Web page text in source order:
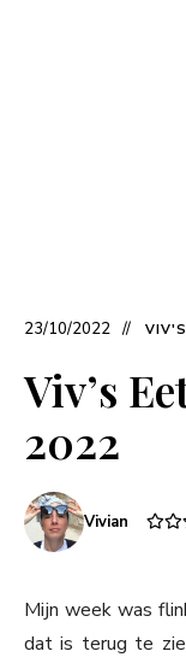
23/10/2022
Viv’s
2022
Vivian
Mijn week was
dat is terug te